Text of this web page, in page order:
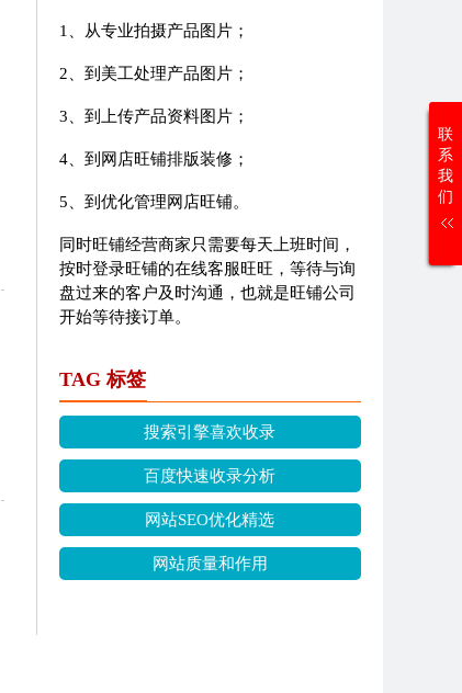
1、从专业拍摄产品图片；
2、到美工处理产品图片；
3、到上传产品资料图片；
4、到网店旺铺排版装修；
5、到优化管理网店旺铺。
同时旺铺经营商家只需要每天上班时间，
按时登录旺铺的在线客服旺旺，等待与询
盘过来的客户及时沟通，也就是旺铺公司
开始等待接订单。
TAG 标签
搜索引擎喜欢收录
百度快速收录分析
网站SEO优化精选
网站质量和作用
联
系
我
们